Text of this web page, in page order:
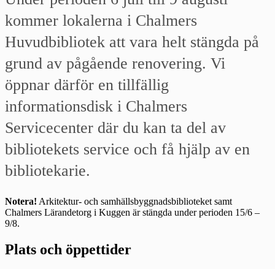
kommer lokalerna i Chalmers
Huvudbibliotek att vara helt stängda på
grund av pågående renovering. Vi
öppnar därför en tillfällig
informationsdisk i Chalmers
Servicecenter där du kan ta del av
bibliotekets service och få hjälp av en
bibliotekarie.
Notera! Arkitektur- och samhällsbyggnadsbiblioteket samt
Chalmers Lärandetorg i Kuggen är stängda under perioden 15/6 –
9/8.
Plats och öppettider